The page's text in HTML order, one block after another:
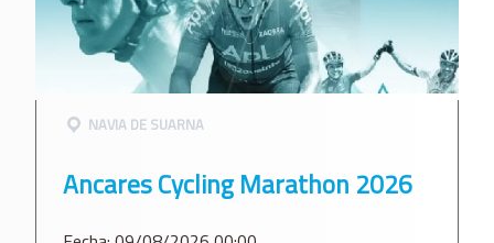
NAVIA DE SUARNA
Ancares Cycling Marathon 2026